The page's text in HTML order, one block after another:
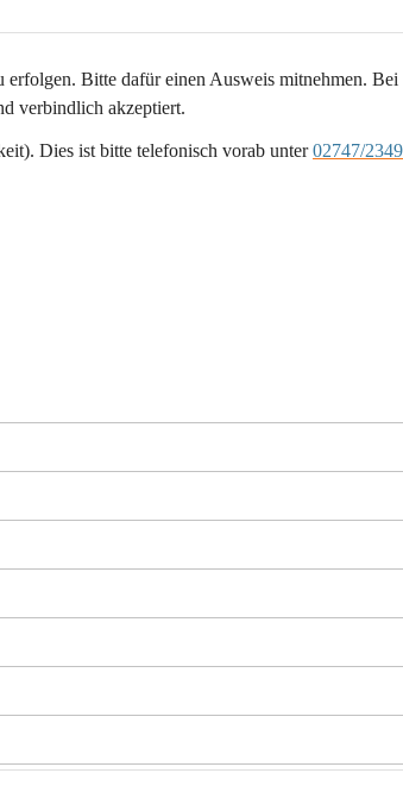
erfolgen. Bitte dafür einen Ausweis mitnehmen.
verbindlich akzeptiert.
Dies ist bitte telefonisch vorab unter 02747/2349